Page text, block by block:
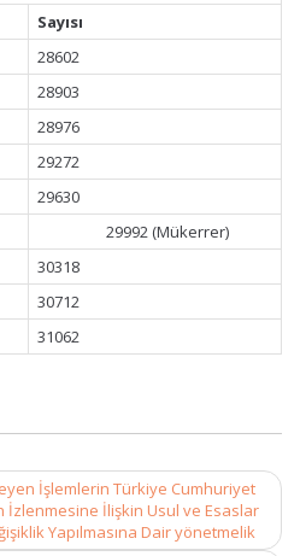
Sayısı
28602
28903
28976
29272
29630
29992 (Mükerrer)
30318
30712
31062
İşlemlerin Türkiye Cumhuriyet
İzlenmesine İlişkin Usul ve Esaslar
Yapılmasına Dair yönetmelik